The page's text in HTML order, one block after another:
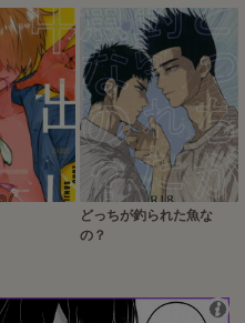
どっちが釣られた魚な
の？